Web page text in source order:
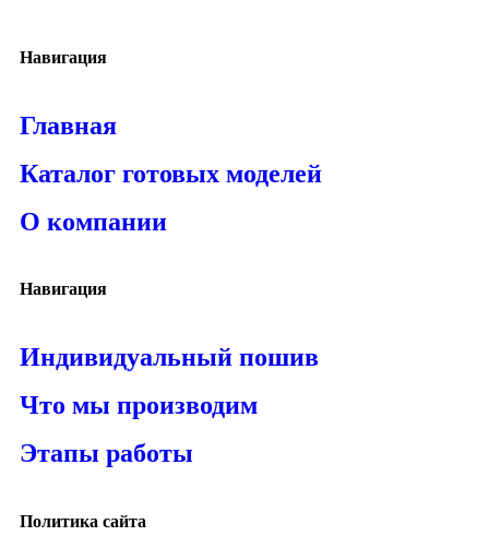
Навигация
Главная
Каталог готовых моделей
О компании
Навигация
Индивидуальный пошив
Что мы производим
Этапы работы
Политика сайта